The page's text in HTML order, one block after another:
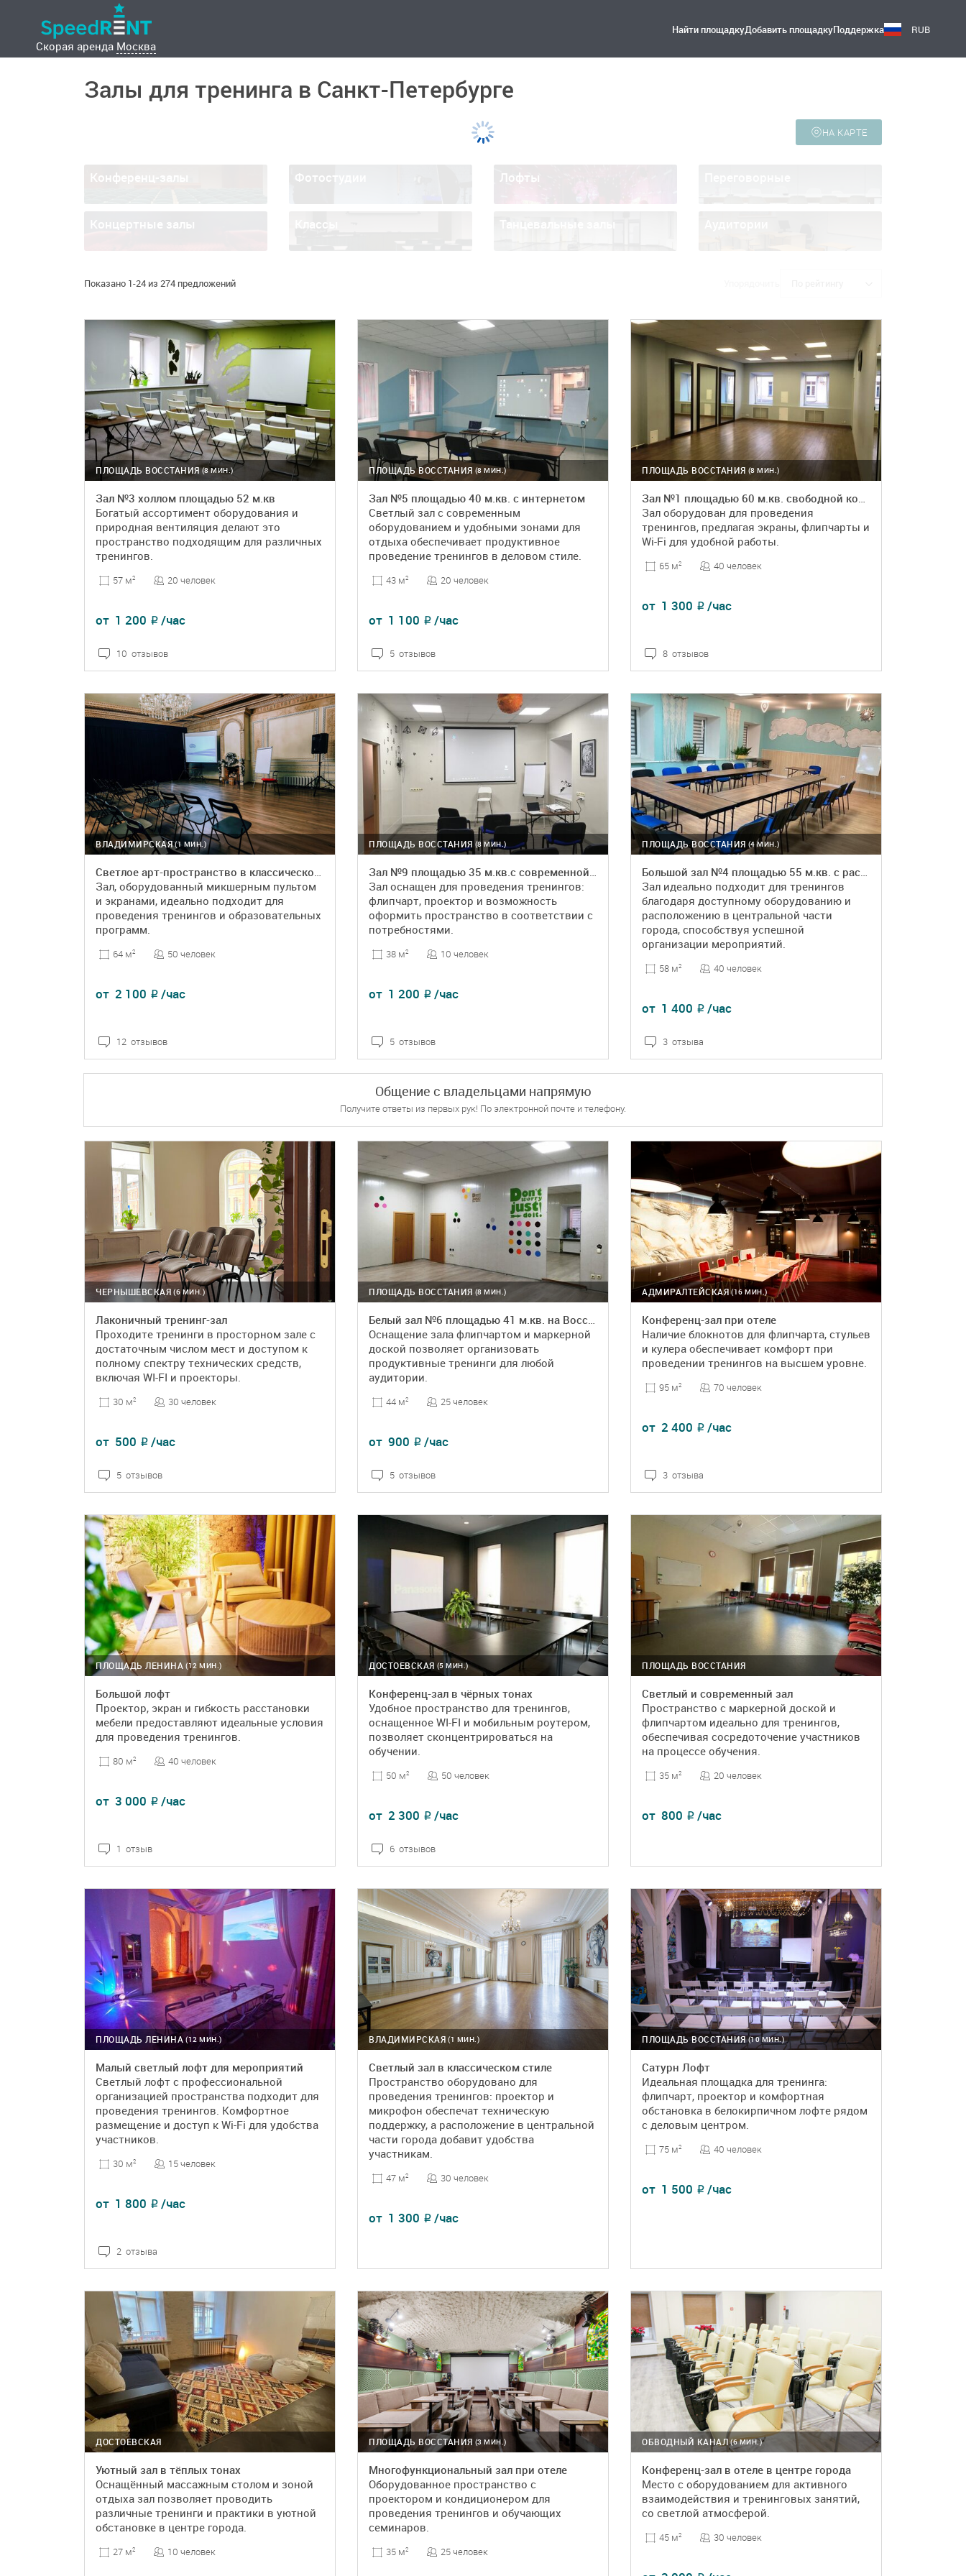
Скорая аренда Москва
Найти площадкуДобавить площадкуПоддержка RUB
Залы для тренинга в Санкт-Петербурге
НА КАРТЕ
Конференц-залы Фотостудии Лофты
Концертные залы Классы Танцевальные залы
Показано 1-24 из 274 предложений
(8 МИН.)
ПЛОЩАДЬ ВОССТАНИЯ
Зал №3 холлом площадью 52 м.кв
Богатый ассортимент оборудования и
природная вентиляция делают это
пространство подходящим для различных
тренингов.
57 м2 20 человек
от 1 200 ₽ /час
10 отзывов
(8 МИН.)
ПЛОЩАДЬ ВОССТАНИЯ
Зал №5 площадью 40 м.кв. с интернетом
Светлый зал с современным
оборудованием и удобными зонами для
отдыха обеспечивает продуктивное
проведение тренингов в деловом стиле.
43 м2 20 человек
от 1 100 ₽ /час
5 отзывов
(8 МИН.)
ПЛОЩАДЬ ВОССТАНИЯ
Зал №1 площадью 60 м.кв. свободной компоновки
Зал оборудован для проведения
тренингов, предлагая экраны, флипчарты и
Wi-Fi для удобной работы.
65 м2 40 человек
от 1 300 ₽ /час
8 отзывов
(1 МИН.)
ВЛАДИМИРСКАЯ
Светлое арт-пространство в классическом стиле
Зал, оборудованный микшерным пультом
и экранами, идеально подходит для
проведения тренингов и образовательных
программ.
64 м2 50 человек
от 2 100 ₽ /час
12 отзывов
ПОДРОБНЕЕ БРОНЬ
(8 МИН.)
ПЛОЩАДЬ ВОССТАНИЯ
Зал №9 площадью 35 м.кв.с современной отделкой
Зал оснащен для проведения тренингов:
флипчарт, проектор и возможность
оформить пространство в соответствии с
потребностями.
38 м2 10 человек
от 1 200 ₽ /час
5 отзывов
ПОДРОБНЕЕ БРОНЬ
(4 МИН.)
ПЛОЩАДЬ ВОССТАНИЯ
Большой зал №4 площадью 55 м.кв. с растениями
Зал идеально подходит для тренингов
благодаря доступному оборудованию и
расположению в центральной части
города, способствуя успешной
организации мероприятий.
58 м2 40 человек
от 1 400 ₽ /час
3 отзыва
ПОДРОБНЕЕ БРОНЬ
Общение с владельцами напрямую
Получите ответы из первых рук! По электронной почте и телефону.
(6 МИН.)
ЧЕРНЫШЕВСКАЯ
Лаконичный тренинг-зал
Проходите тренинги в просторном зале с
достаточным числом мест и доступом к
полному спектру технических средств,
включая WI-FI и проекторы.
30 м2 30 человек
от 500 ₽ /час
5 отзывов
(8 МИН.)
ПЛОЩАДЬ ВОССТАНИЯ
Белый зал №6 площадью 41 м.кв. на Восстания
Оснащение зала флипчартом и маркерной
доской позволяет организовать
продуктивные тренинги для любой
аудитории.
44 м2 25 человек
от 900 ₽ /час
5 отзывов
(16 МИН.)
АДМИРАЛТЕЙСКАЯ
Конференц-зал при отеле
Наличие блокнотов для флипчарта, стульев
и кулера обеспечивает комфорт при
проведении тренингов на высшем уровне.
95 м2 70 человек
от 2 400 ₽ /час
3 отзыва
(12 МИН.)
ПЛОЩАДЬ ЛЕНИНА
Большой лофт
Проектор, экран и гибкость расстановки
мебели предоставляют идеальные условия
для проведения тренингов.
80 м2 40 человек
от 3 000 ₽ /час
1 отзыв
(5 МИН.)
ДОСТОЕВСКАЯ
Конференц-зал в чёрных тонах
Удобное пространство для тренингов,
оснащенное WI-FI и мобильным роутером,
позволяет сконцентрироваться на
обучении.
50 м2 50 человек
от 2 300 ₽ /час
6 отзывов
ПЛОЩАДЬ ВОССТАНИЯ
Светлый и современный зал
Пространство с маркерной доской и
флипчартом идеально для тренингов,
обеспечивая сосредоточение участников
на процессе обучения.
35 м2 20 человек
от 800 ₽ /час
(12 МИН.)
ПЛОЩАДЬ ЛЕНИНА
Малый светлый лофт для мероприятий
Светлый лофт с профессиональной
организацией пространства подходит для
проведения тренингов. Комфортное
размещение и доступ к Wi-Fi для удобства
участников.
30 м2 15 человек
от 1 800 ₽ /час
2 отзыва
(1 МИН.)
ВЛАДИМИРСКАЯ
Светлый зал в классическом стиле
Пространство оборудовано для
проведения тренингов: проектор и
микрофон обеспечат техническую
поддержку, а расположение в центральной
части города добавит удобства
участникам.
47 м2 30 человек
от 1 300 ₽ /час
(10 МИН.)
ПЛОЩАДЬ ВОССТАНИЯ
Сатурн Лофт
Идеальная площадка для тренинга:
флипчарт, проектор и комфортная
обстановка в белокирпичном лофте рядом
с деловым центром.
75 м2 40 человек
от 1 500 ₽ /час
ДОСТОЕВСКАЯ
Уютный зал в тёплых тонах
Оснащённый массажным столом и зоной
отдыха зал позволяет проводить
различные тренинги и практики в уютной
обстановке в центре города.
27 м2 10 человек
(3 МИН.)
ПЛОЩАДЬ ВОССТАНИЯ
Многофункциональный зал при отеле
Оборудованное пространство с
проектором и кондиционером для
проведения тренингов и обучающих
семинаров.
35 м2 25 человек
(6 МИН.)
ОБВОДНЫЙ КАНАЛ
Конференц-зал в отеле в центре города
Место с оборудованием для активного
взаимодействия и тренинговых занятий,
со светлой атмосферой.
45 м2 30 человек